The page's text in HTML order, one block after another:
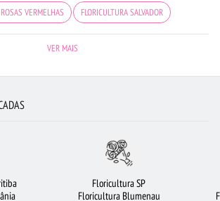
VERMELHAS FLORICULTURA SALVADOR
FLORICULTURA SANTO ANDRÉ
VER MAIS
Floricultura SP
Floricultura Blumenau